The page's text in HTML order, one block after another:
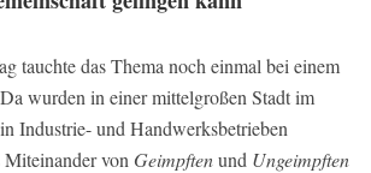
tauchte das Thema noch einmal bei einem
wurden in einer mittelgroßen Stadt im
Industrie- und Handwerksbetrieben
von Geimpftenund Ungeimpften